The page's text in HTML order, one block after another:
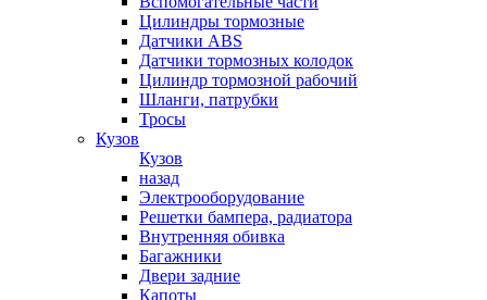
Цилиндры тормозные
Датчики ABS
Датчики тормозных колодок
Цилиндр тормозной рабочий
Шланги, патрубки
Тросы
Кузов
Кузов
назад
Электрооборудование
Решетки бампера, радиатора
Внутренняя обивка
Багажники
Двери задние
Капоты